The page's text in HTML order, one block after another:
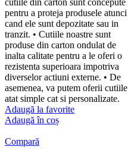
pentru a proteja produsele atunci
cand ele sunt depozitate sau in
tranzit. • Cutiile noastre sunt
produse din carton ondulat de
inalta calitate pentru a le oferi o
rezistenta superioara impotriva
diverselor actiuni externe. • De
asemenea, va putem oferii cutiile
atat simple cat si personalizate.
Adaugă la favorite
Adaugă în coș
Compară